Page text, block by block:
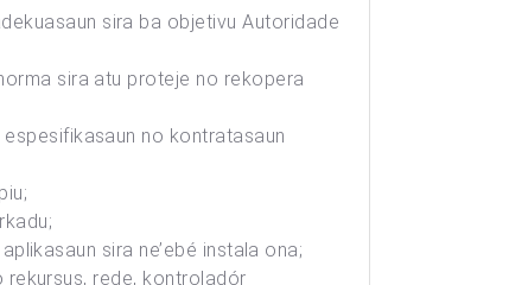
sira ba objetivu Autoridade
sira atu proteje no rekopera
no kontratasaun
sira ne’ebé instala ona;
rede, kontroladór